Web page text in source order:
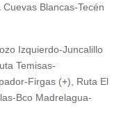
Cuevas Blancas-Tecén
Izquierdo-Juncalillo
Temisas-
Firgas (+), Ruta El
Bco Madrelagua-